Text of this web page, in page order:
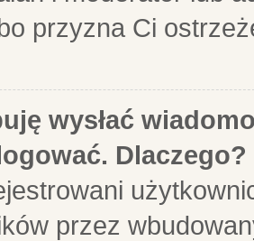
przyzna Ci
wysłać
Dlaczego?
przez